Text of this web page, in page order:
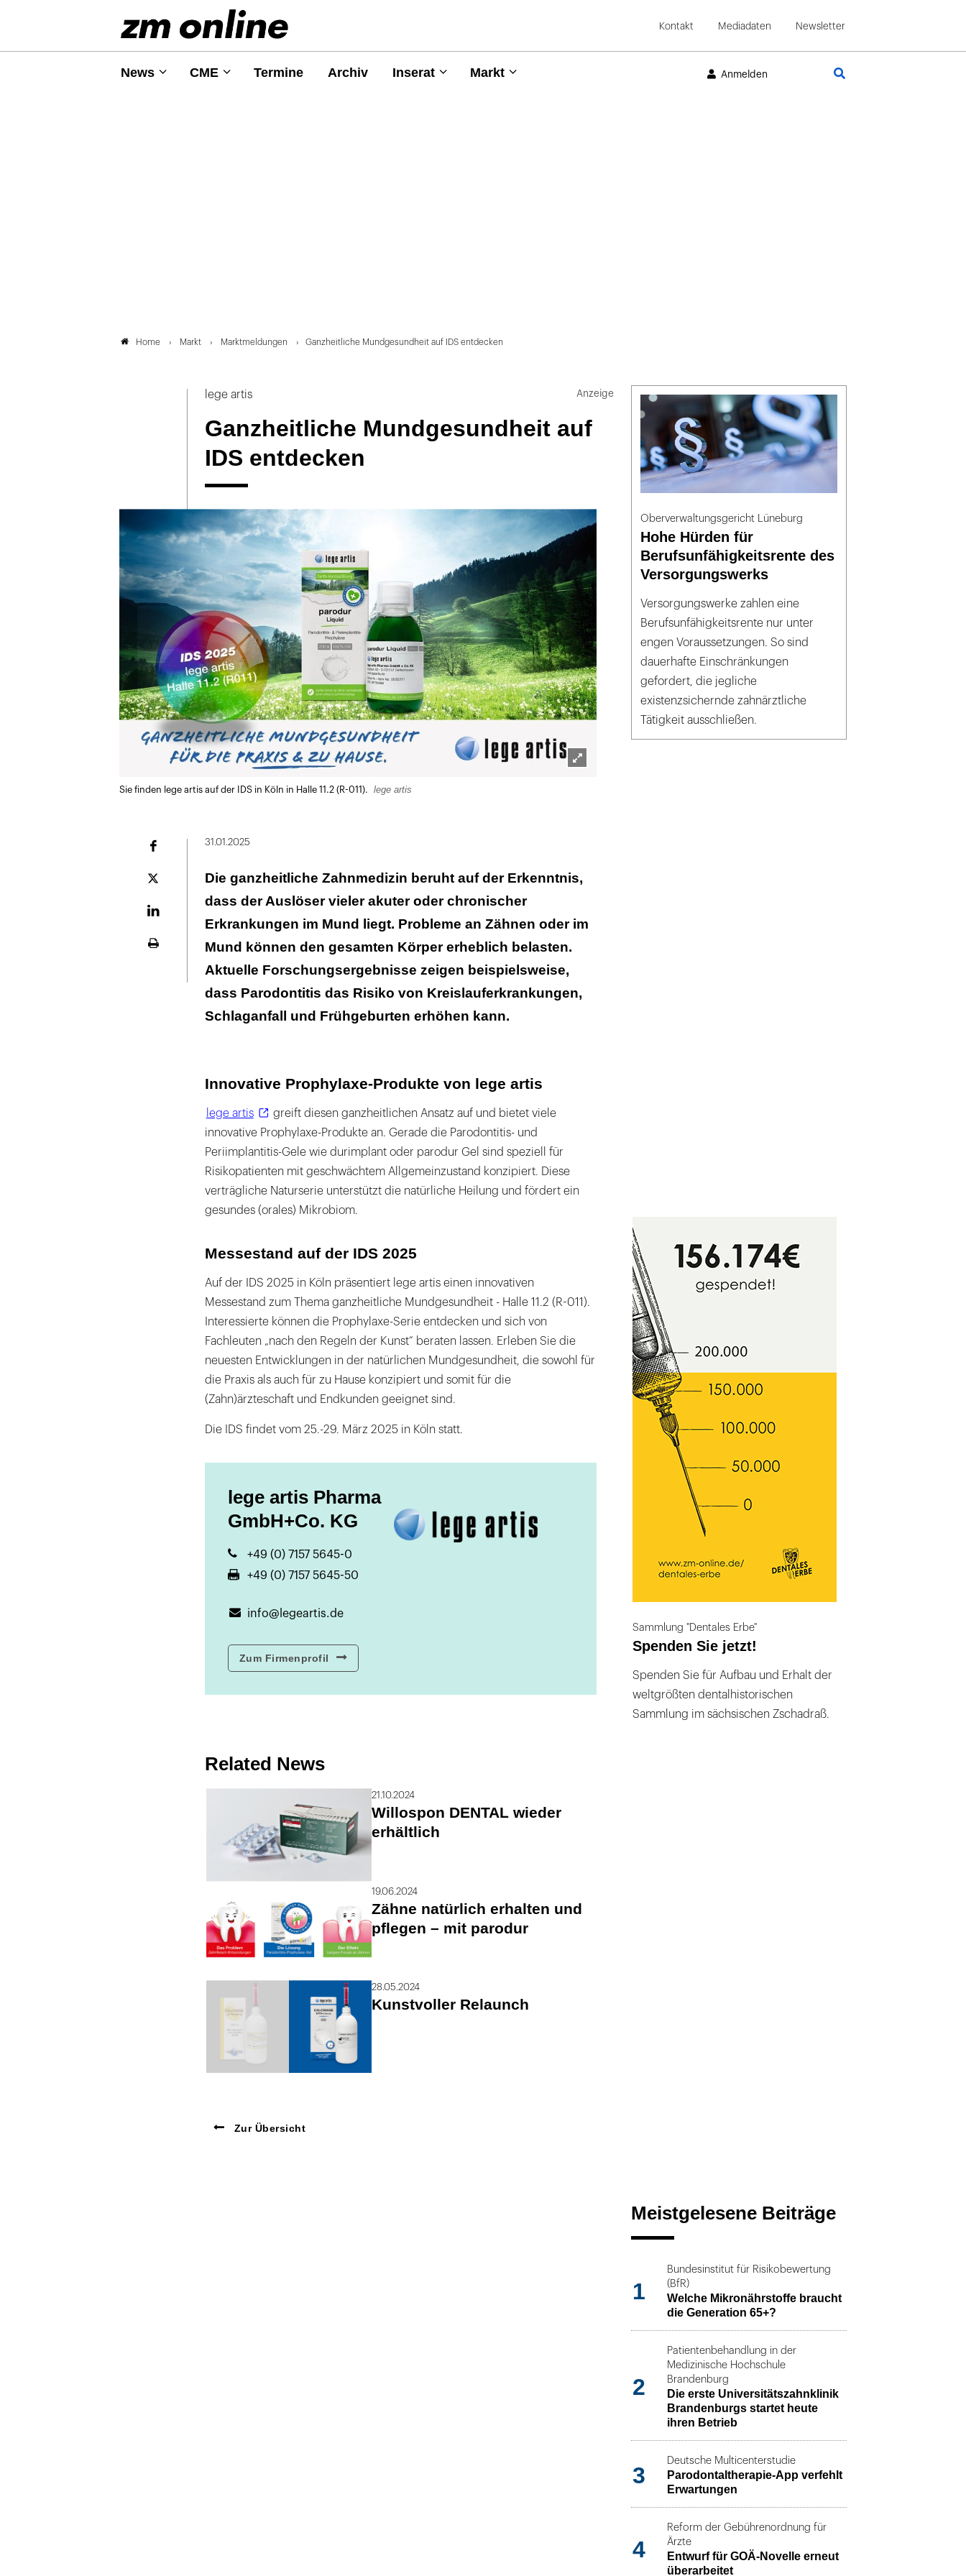
Kontakt Mediadaten Newsletter
News CME Termine Archiv Inserat Markt Anmelden
Home Markt Marktmeldungen Ganzheitliche Mundgesundheit auf IDS entdecken
lege artis
Ganzheitliche Mundgesundheit auf
IDS entdecken
Sie finden lege artis auf der IDS in Köln in Halle 11.2 (R-011). lege artis
Plattform
31.01.2025
Die ganzheitliche Zahnmedizin beruht auf der Erkenntnis,
dass der Auslöser vieler akuter oder chronischer
Erkrankungen im Mund liegt. Probleme an Zähnen oder im
Mund können den gesamten Körper erheblich belasten.
Aktuelle Forschungsergebnisse zeigen beispielsweise,
dass Parodontitis das Risiko von Kreislauferkrankungen,
Schlaganfall und Frühgeburten erhöhen kann.
Innovative Prophylaxe-Produkte von lege artis
lege artis
greift diesen ganzheitlichen Ansatz auf und bietet viele
innovative Prophylaxe-Produkte an. Gerade die Parodontitis- und
Periimplantitis-Gele wie durimplant oder parodur Gel sind speziell für
Risikopatienten mit geschwächtem Allgemeinzustand konzipiert. Diese
verträgliche Naturserie unterstützt die natürliche Heilung und fördert ein
gesundes (orales) Mikrobiom.
Messestand auf der IDS 2025
Auf der IDS 2025 in Köln präsentiert lege artis einen innovativen
Messestand zum Thema ganzheitliche Mundgesundheit - Halle 11.2 (R-011).
Interessierte können die Prophylaxe-Serie entdecken und sich von
Fachleuten „nach den Regeln der Kunst“ beraten lassen. Erleben Sie die
neuesten Entwicklungen in der natürlichen Mundgesundheit, die sowohl für
die Praxis als auch für zu Hause konzipiert und somit für die
(Zahn)ärzteschaft und Endkunden geeignet sind.
Die IDS findet vom 25.-29. März 2025 in Köln statt.
lege artis Pharma
GmbH+Co. KG
+49 (0) 7157 5645-0
+49 (0) 7157 5645-50
info@legeartis.de
Zum Firmenprofil
Related News
21.10.2024
Willospon DENTAL wieder
erhältlich
19.06.2024
Zähne natürlich erhalten und
pflegen – mit parodur
28.05.2024
Kunstvoller Relaunch
Zur Übersicht
Oberverwaltungsgericht Lüneburg
Hohe Hürden für
Berufsunfähigkeitsrente des
Versorgungswerks
Versorgungswerke zahlen eine
Berufsunfähigkeitsrente nur unter
engen Voraussetzungen. So sind
dauerhafte Einschränkungen
gefordert, die jegliche
existenzsichernde zahnärztliche
Tätigkeit ausschließen.
Sammlung "Dentales Erbe"
Spenden Sie jetzt!
Spenden Sie für Aufbau und Erhalt der
weltgrößten dentalhistorischen
Sammlung im sächsischen Zschadraß.
Meistgelesene Beiträge
1
Bundesinstitut für Risikobewertung
(BfR)
Welche Mikronährstoffe braucht
die Generation 65+?
2
Patientenbehandlung in der
Medizinische Hochschule
Brandenburg
Die erste Universitätszahnklinik
Brandenburgs startet heute
ihren Betrieb
3
Deutsche Multicenterstudie
Parodontaltherapie-App verfehlt
Erwartungen
4
Reform der Gebührenordnung für
Ärzte
Entwurf für GOÄ-Novelle erneut
überarbeitet